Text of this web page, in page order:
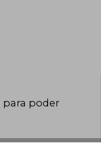
para poder